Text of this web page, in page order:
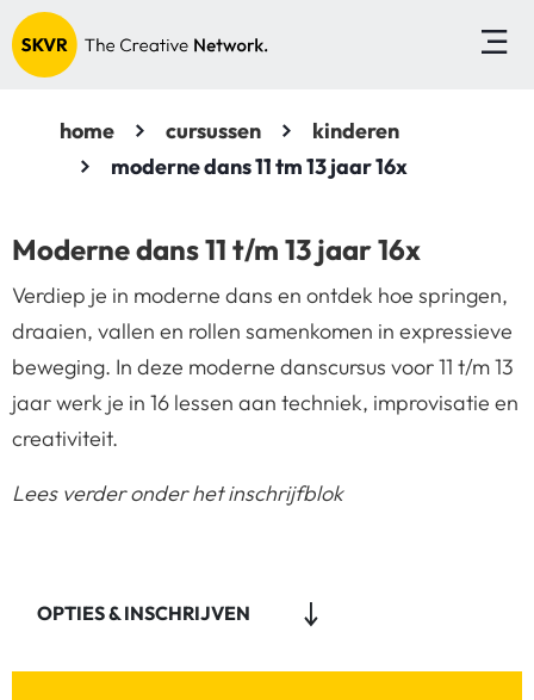
home cursussen
kinderen
moderne dans 11 tm 13 jaar 16x
Moderne dans 11 t/m 13 jaar 16x
Verdiep je in moderne dans en ontdek hoe springen,
draaien, vallen en rollen samenkomen in expressieve
beweging. In deze moderne danscursus voor 11 t/m 13
jaar werk je in 16 lessen aan techniek, improvisatie en
creativiteit.
Lees verder onder het inschrijfblok
OPTIES & INSCHRIJVEN